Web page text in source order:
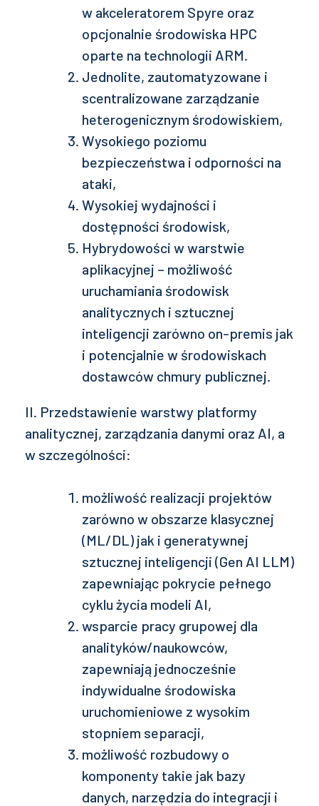
w akceleratorem Spyre oraz
opcjonalnie środowiska HPC
oparte na technologii ARM.
Jednolite, zautomatyzowane i
scentralizowane zarządzanie
heterogenicznym środowiskiem,
Wysokiego poziomu
bezpieczeństwa i odporności na
ataki,
Wysokiej wydajności i
dostępności środowisk,
Hybrydowości w warstwie
aplikacyjnej – możliwość
uruchamiania środowisk
analitycznych i sztucznej
inteligencji zarówno on-premis jak
i potencjalnie w środowiskach
dostawców chmury publicznej.
II. Przedstawienie warstwy platformy
analitycznej, zarządzania danymi oraz AI, a
w szczególności:
możliwość realizacji projektów
zarówno w obszarze klasycznej
(ML/DL) jak i generatywnej
sztucznej inteligencji (Gen AI LLM)
zapewniając pokrycie pełnego
cyklu życia modeli AI,
wsparcie pracy grupowej dla
analityków/naukowców,
zapewniają jednocześnie
indywidualne środowiska
uruchomieniowe z wysokim
stopniem separacji,
możliwość rozbudowy o
komponenty takie jak bazy
danych, narzędzia do integracji i